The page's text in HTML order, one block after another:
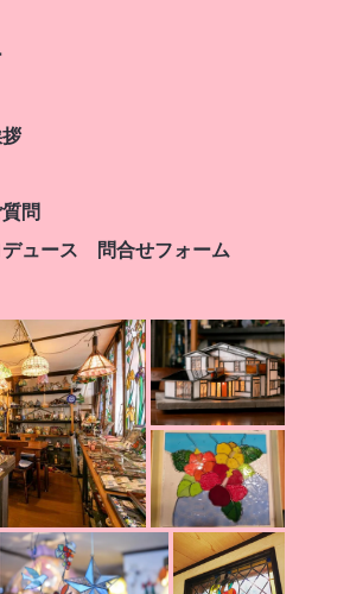
問
デュース 問合せフォーム